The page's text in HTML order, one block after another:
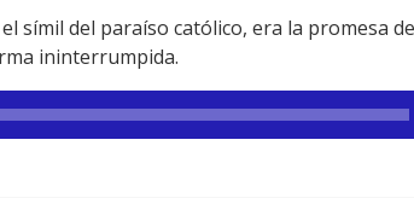
símil del paraíso católico, era la promesa
ininterrumpida.